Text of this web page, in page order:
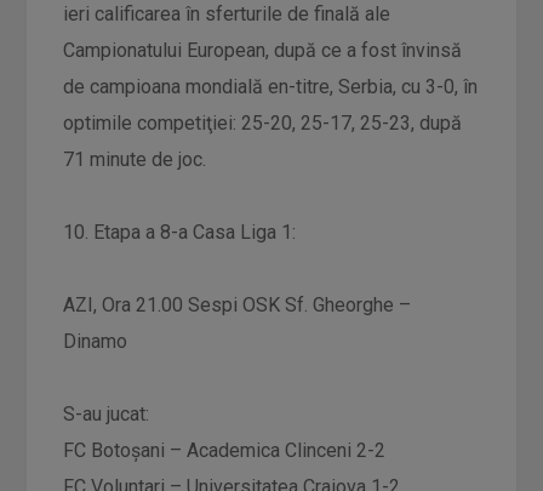
ieri calificarea în sferturile de finală ale
Campionatului European, după ce a fost învinsă
de campioana mondială en-titre, Serbia, cu 3-0, în
optimile competiţiei: 25-20, 25-17, 25-23, după
71 minute de joc.
10. Etapa a 8-a Casa Liga 1:
AZI, Ora 21.00 Sespi OSK Sf. Gheorghe –
Dinamo
S-au jucat:
FC Botoșani – Academica Clinceni 2-2